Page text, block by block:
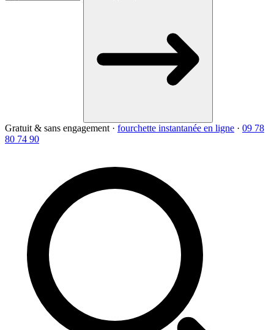
Gratuit & sans engagement · fourchette instantanée en ligne · 09 78
80 74 90